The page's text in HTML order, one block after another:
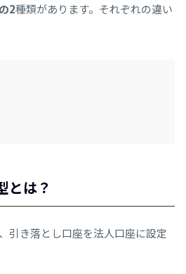
の2種類があります。それぞれの違い
とは？
引き落とし口座を法人口座に設定